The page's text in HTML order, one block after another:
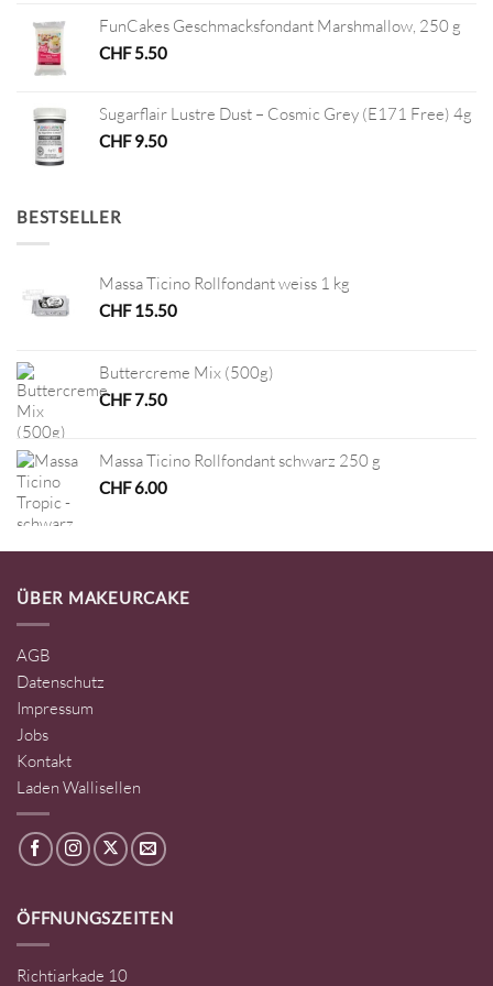
FunCakes Geschmacksfondant Marshmallow, 250 g
CHF5.50
Sugarflair Lustre Dust – Cosmic Grey (E171 Free) 4g
CHF9.50
BESTSELLER
Massa Ticino Rollfondant weiss 1 kg
CHF15.50
Buttercreme Mix (500g)
CHF7.50
Massa Ticino Rollfondant schwarz 250 g
CHF6.00
ÜBER MAKEURCAKE
AGB
Datenschutz
Impressum
Jobs
Kontakt
Laden Wallisellen
ÖFFNUNGSZEITEN
Richtiarkade 10